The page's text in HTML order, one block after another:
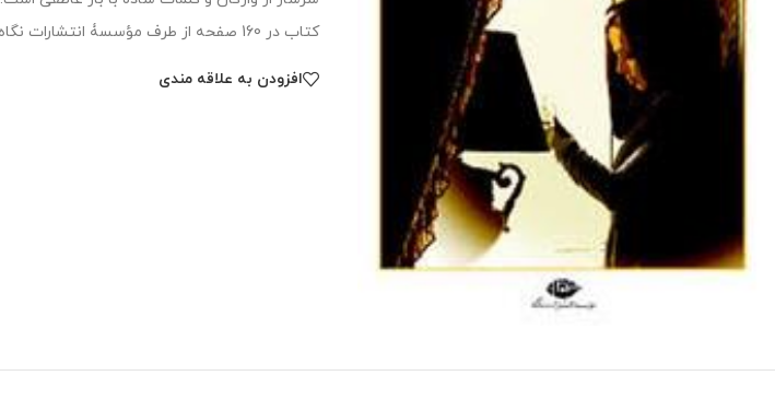
کتاب در 160 صفحه از طرف مؤسسۀ انتشارات نگاه در مجموعه ترانه امروز ایران منتشر شده‌است.
افزودن به علاقه مندی